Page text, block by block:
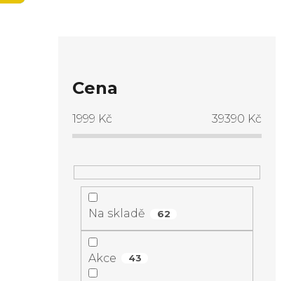
oCena
1999 Kč 39390 Kč
Na skladě 62
Akce 43